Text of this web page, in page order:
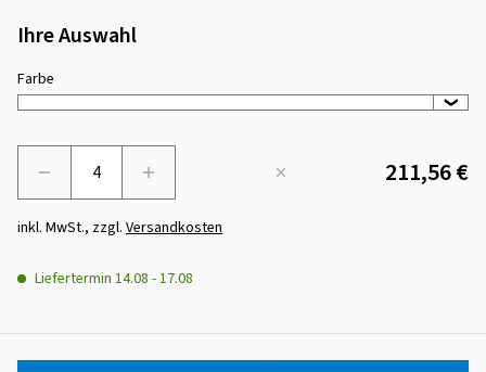
Ihre Auswahl
Farbe
211,56 €
inkl. MwSt., zzgl. Versandkosten
Liefertermin 14.08 -17.08